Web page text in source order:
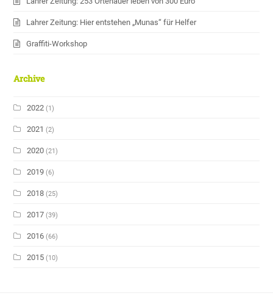
Lahrer Zeitung: Hier entstehen „Munas“ für Helfer
Graffiti-Workshop
Archive
2022(1)
2021(2)
2020(21)
2019(6)
2018(25)
2017(39)
2016(66)
2015(10)